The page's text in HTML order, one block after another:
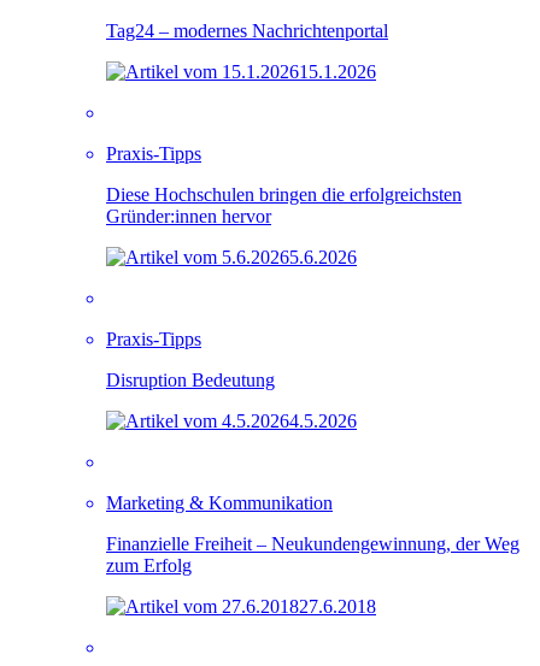
Tag24 – modernes Nachrichtenportal
15.1.2026
Praxis-Tipps
Diese Hochschulen bringen die erfolgreichsten
Gründer:innen hervor
5.6.2026
Praxis-Tipps
Disruption Bedeutung
4.5.2026
Marketing & Kommunikation
Finanzielle Freiheit – Neukundengewinnung, der Weg
zum Erfolg
27.6.2018